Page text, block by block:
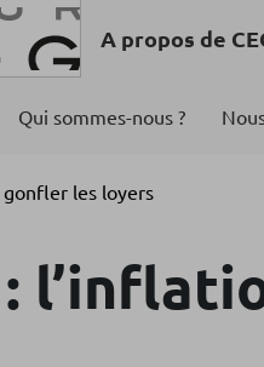
A propos de
Qui sommes-nous ?
gonfler les loyers